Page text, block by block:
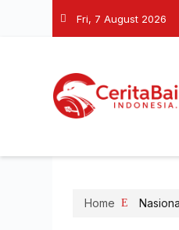
Fri, 7 August 2026
Home